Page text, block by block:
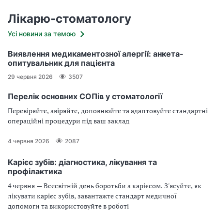
Лікарю-стоматологу
Усі новини за темою
Виявлення медикаментозної алергії: анкета-
опитувальник для пацієнта
29 червня 2026 3507
Перелік основних СОПів у стоматології
Перевіряйте, звіряйте, доповнюйте та адаптовуйте стандартні
операційні процедури під ваш заклад
4 червня 2026 2087
Карієс зубів: діагностика, лікування та
профілактика
4 червня — Всесвітній день боротьби з карієсом. З'ясуйте, як
лікувати карієс зубів, завантажте стандарт медичної
допомоги та використовуйте в роботі